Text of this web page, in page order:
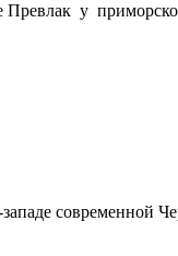
у
современной